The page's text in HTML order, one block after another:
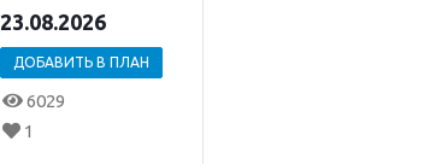
6029
1
23.08.2026
ДОБАВИТЬ В ПЛАН